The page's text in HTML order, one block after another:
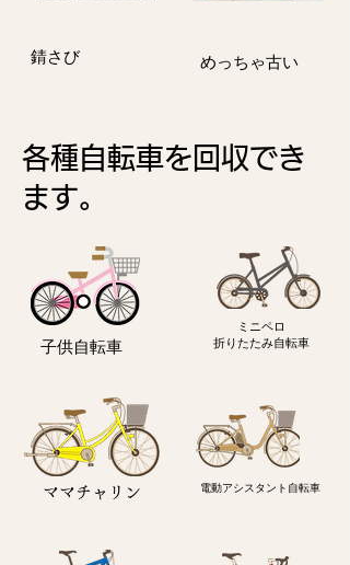
​錆さび ​めっちゃ古い
各種自転車を回収でき
ます。
子供自転車
ミニペロ
​折りたたみ自転車
ママチャリン 電動アシスタント自転車